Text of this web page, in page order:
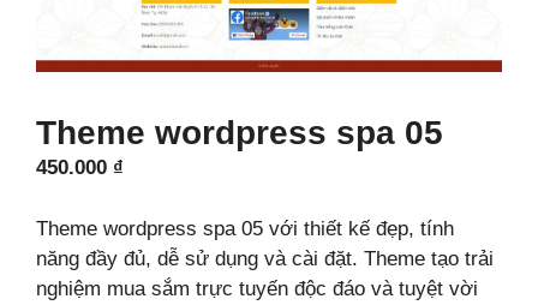
Theme wordpress spa 05
450.000 ₫
Theme wordpress spa 05 với thiết kế đẹp, tính
năng đầy đủ, dễ sử dụng và cài đặt. Theme tạo trải
nghiệm mua sắm trực tuyến độc đáo và tuyệt vời